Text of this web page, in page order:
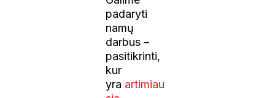
padaryti
namų
darbus –
pasitikrinti,
kur
yra artimiau